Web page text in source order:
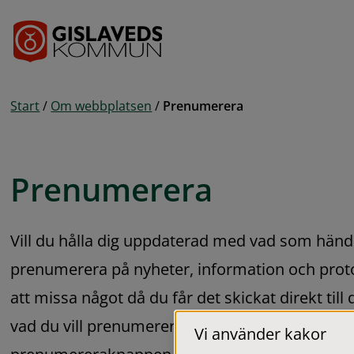
Start / Om webbplatsen / Prenumerera
Prenumerera
Vill du hålla dig uppdaterad med vad som
prenumerera på nyheter, information och
att missa något då du får det skickat direkt till
vad du vill prenumerera på, skriver in din e-
Vi använder kakor